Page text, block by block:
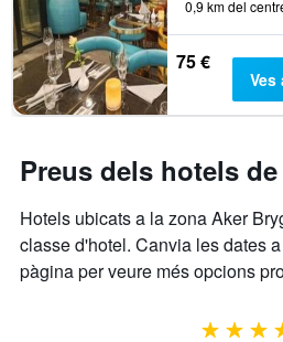
0,9 km del
75 €
Ves
Preus dels hotels
Hotels ubicats a la zona Aker
classe d'hotel. Canvia les dates
pàgina per veure més opcions
4